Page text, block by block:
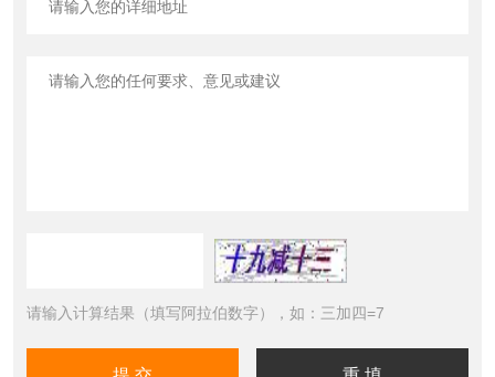
请输入计算结果（填写阿拉伯数字），如：三加四=7